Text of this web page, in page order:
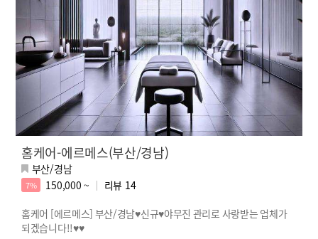
홈케어-에르메스(부산/경남)
부산/경남
7% 150,000 ~ 리뷰 14
홈케어 [에르메스] 부산/경남♥신규♥야무진 관리로 사랑받는 업체가
되겠습니다!!♥♥